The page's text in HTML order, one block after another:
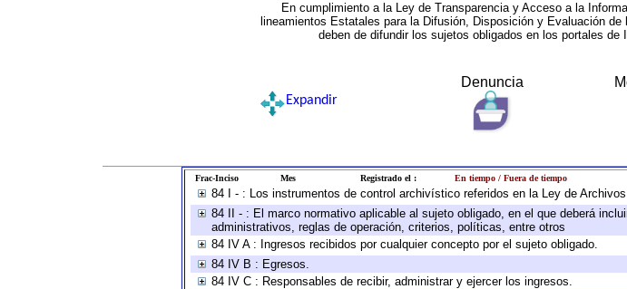
En cumplimiento a la Ley de Transparencia y Acceso a la
lineamientos Estatales para la Difusión, Disposición y Evaluación
deben de difundir los sujetos obligados en los portales
Denuncia
Expandir
Frac-Inciso Mes Registrado el : En tiempo / Fuera de tiempo
84 I - : Los instrumentos de control archivístico referidos en la Ley de
84 II - : El marco normativo aplicable al sujeto obligado, en el que deberá
administrativos, reglas de operación, criterios, políticas, entre otros
84 IV A : Ingresos recibidos por cualquier concepto por el sujeto obligado.
84 IV B : Egresos.
84 IV C : Responsables de recibir, administrar y ejercer los ingresos.